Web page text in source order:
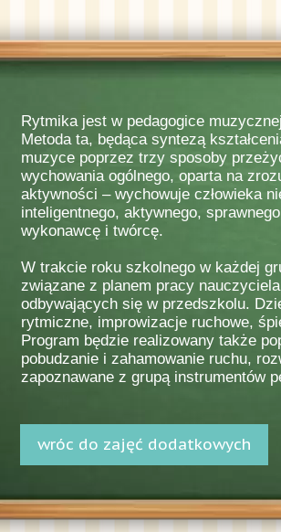
wróc do zajęć dodatkowych
Rytmika jest w pedagogice
Metoda ta, będąca syntezą
muzyce poprzez trzy sposoby
wychowania ogólnego, oparta na
aktywności – wychowuje człowieka
inteligentnego, aktywnego,
wykonawcę i twórcę.
W trakcie roku szkolnego w każdej
związane z planem pracy
odbywających się w przedszkolu.
rytmiczne, improwizacje ruchowe,
Program będzie realizowany także
pobudzanie i zahamowanie ruchu,
zapoznawane z grupą instrumentów